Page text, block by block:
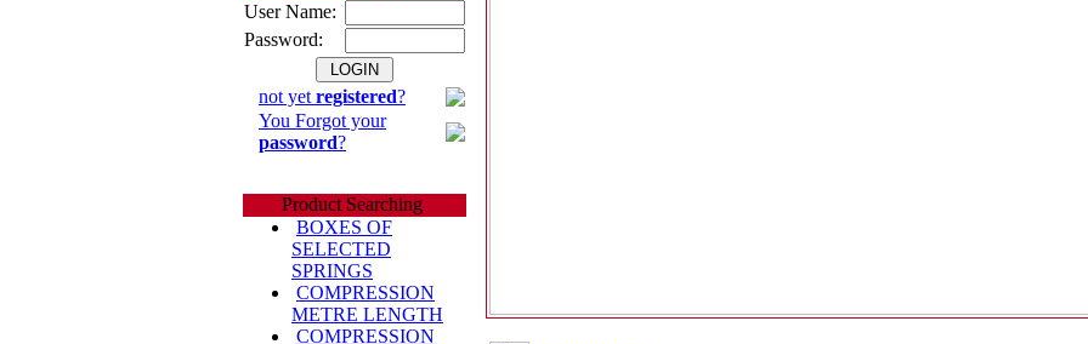
User Name:
Password:
not yet registered?
You Forgot your
password?
Product Searching
BOXES OF
SELECTED
SPRINGS
COMPRESSION
METRE LENGTH
COMPRESSION